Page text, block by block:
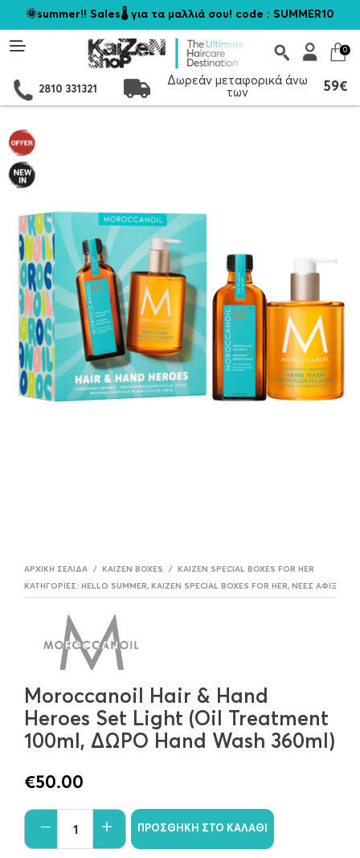
🌞summer!! Sales🌡️ για τα μαλλιά σου! code : SUMMER10
0
2810 331321
Δωρεάν μεταφορικά άνω
των
59€
ΑΡΧΙΚΉ ΣΕΛΊΔΑ / KAIZEN BOXES / KAIZEN SPECIAL BOXES FOR HER
ΚΑΤΗΓΟΡΊΕΣ: HELLO SUMMER, KAIZEN SPECIAL BOXES FOR HER, ΝΈΕΣ ΑΦΊΞΕΙΣ
Moroccanoil Hair & Hand
Heroes Set Light (Oil Treatment
100ml, ΔΩΡΟ Hand Wash 360ml)
€50.00
ΠΡΟΣΘΉΚΗ ΣΤΟ ΚΑΛΆΘΙ